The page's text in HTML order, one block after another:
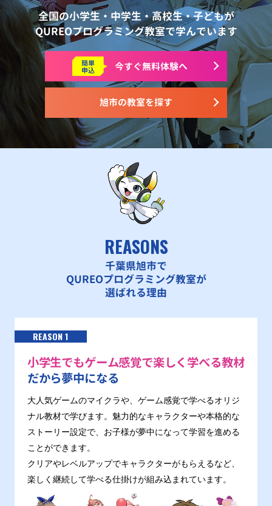
全国の小学生・中学生・高校生・子どもが
QUREOプログラミング教室で学んでいます
旭市の教室を探す
簡単
申込 今すぐ無料体験へ
REASONS
千葉県旭市で
QUREOプログラミング教室が
選ばれる理由
REASON 1
小学生でもゲーム感覚で楽しく学べる教材
だから夢中になる
大人気ゲームのマイクラや、ゲーム感覚で学べるオリジ
ナル教材で学びます。魅力的なキャラクターや本格的な
ストーリー設定で、お子様が夢中になって学習を進める
ことができます。
クリアやレベルアップでキャラクターがもらえるなど、
楽しく継続して学べる仕掛けが組み込まれています。